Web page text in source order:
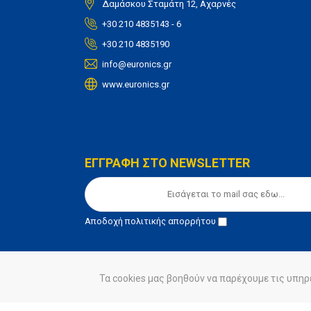
Δαμάσκου Σταμάτη 12, Αχαρνές
+30 210 4835143 - 6
+30 210 4835190
info@euronics.gr
www.euronics.gr
ΕΓΓΡΑΦΗ ΣΤΟ NEWSLETTER
Αποδοχήπολιτικής απορρήτου
© euronics 2020 Όροι Χρήσης Πολιτική
Τα cookies μας βοηθούν να παρέχουμε τις